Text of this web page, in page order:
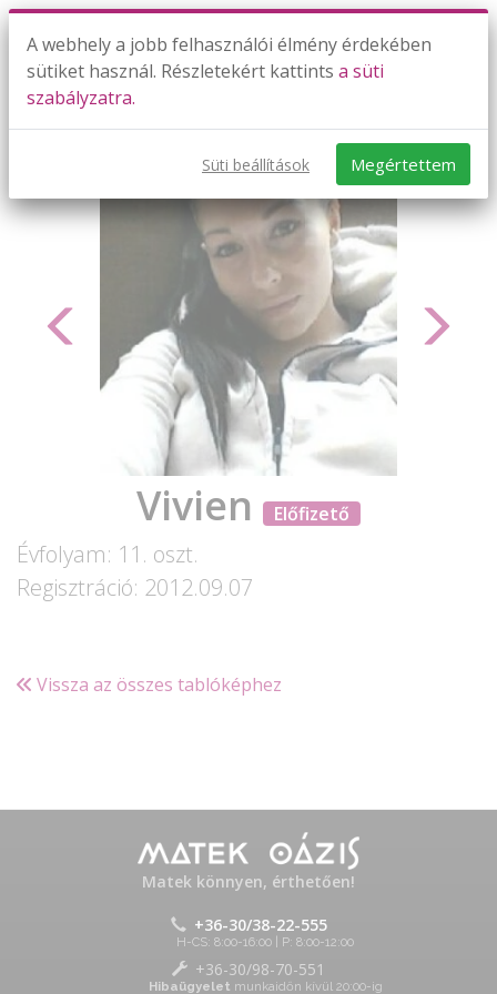
Vivien Előfizető
Évfolyam: 11. oszt.
Regisztráció: 2012.09.07
Vissza az összes tablóképhez
Matek könnyen, érthetően!
+36-30/38-22-555
H-CS: 8:00-16:00 | P: 8:00-12:00
+36-30/98-70-551
Hibaügyelet munkaidőn kívül 20:00-ig
A webhely a jobb felhasználói élmény érdekében
sütiket használ. Részletekért kattints a süti
szabályzatra.
Süti beállítások Megértettem